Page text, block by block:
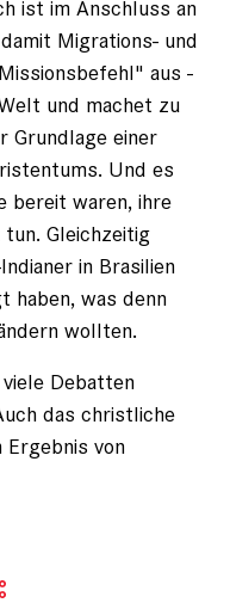
ist im Anschluss an
Migrations- und
aus
und machet zu
Grundlage einer
Und es
bereit waren, ihre
Gleichzeitig
in Brasilien
haben, was denn
wollten.
Debatten
das christliche
von